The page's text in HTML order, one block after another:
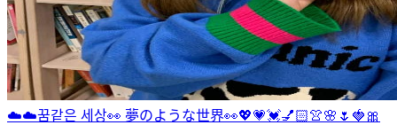
☁️☁️꿈같은 세상👀 夢のような世界👀💖💗💓💅🏻👚🌸🌷🍓🎀